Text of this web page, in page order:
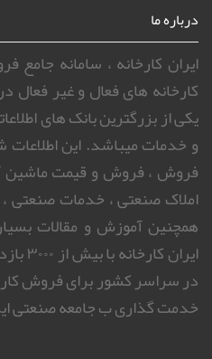
درباره ما
ایران کارخانه ، سامانه
کارخانه های فعال و غیر فعال
یکی از بزرگترین بانک های
و خدمات میباشد. این
فروش ، فروش و قیمت ماشین
املاک صنعتی ، خدمات صنعتی ،
همچنین آموزش و مقالات
در سراسر کشور برای فروش
خدمت گذاری ب جامعه صنعتی